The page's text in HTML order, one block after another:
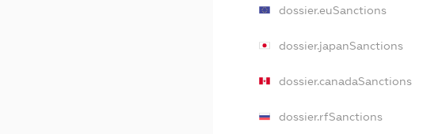
dossier.euSanctions
dossier.japanSanctions
dossier.canadaSanctions
dossier.rfSanctions